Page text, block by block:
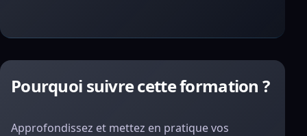
Pourquoi suivre cette formation ?
Approfondissez et mettez en pratique vos